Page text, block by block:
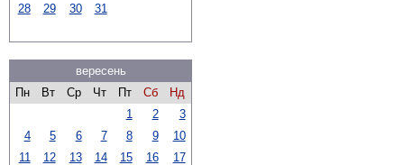
28
29 30 31
вересень
Пн
Вт Ср Чт Пт Сб
Нд
1
2
3
4
5 6 7 8 9
10
11
12 13 14 15 16
17